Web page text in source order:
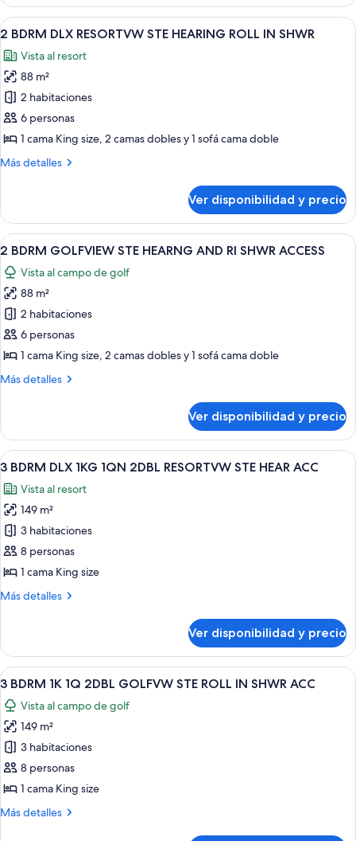
DBL
GOLFVIEW
SUITE
HEAR
ACC
DLX
1
2
DBL
GOLFVIEW
SUITE
HEAR
ACC
Ver
todas
las
fotos
de
2
BDRM
RESORTVW
ROLL
IN
SHWR
Habitación de hotel con dos camas,
9
2 BDRM DLX RESORTVW STE HEARING ROLL IN SHWR
Vista al resort
88 m²
2 habitaciones
6 personas
1 cama King size, 2 camas dobles y 1 sofá cama doble
Más detalles
Más
BDRM
DLX
RESORTVW
STE
HEARING
ROLL
IN
SHWR
Ver disponibilidad y precio
Ver
todas
las
fotos
de
2
BDRM
STE
RI
SHWR
ACCESS
Habitación de hotel con dos camas,
6
2 BDRM GOLFVIEW STE HEARNG AND RI SHWR ACCESS
Vista al campo de golf
88 m²
2 habitaciones
6 personas
1 cama King size, 2 camas dobles y 1 sofá cama doble
Más detalles
Más
BDRM
GOLFVIEW
STE
AND
RI
SHWR
ACCESS
Ver disponibilidad y precio
Ver
todas
las
fotos
de
3
BDRM
1KG
RESORTVW
STE
HEAR
ACC
Habitación de hotel con dos camas,
11
3 BDRM DLX 1KG 1QN 2DBL RESORTVW STE HEAR ACC
Vista al resort
149 m²
3 habitaciones
8 personas
1 cama King size
Más detalles
Más
BDRM
DLX
1KG
1QN
2DBL
RESORTVW
STE
HEAR
ACC
Ver disponibilidad y precio
Ver
todas
las
fotos
de
3
BDRM
1Q
Habitación de hotel con dos camas,
7
3 BDRM 1K 1Q 2DBL GOLFVW STE ROLL IN SHWR ACC
Vista al campo de golf
149 m²
3 habitaciones
8 personas
1 cama King size
Más detalles
Más